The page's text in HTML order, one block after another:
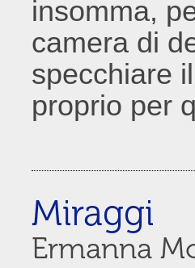
insomma,
camera di
specchiare
proprio per
Miraggi
Ermanna